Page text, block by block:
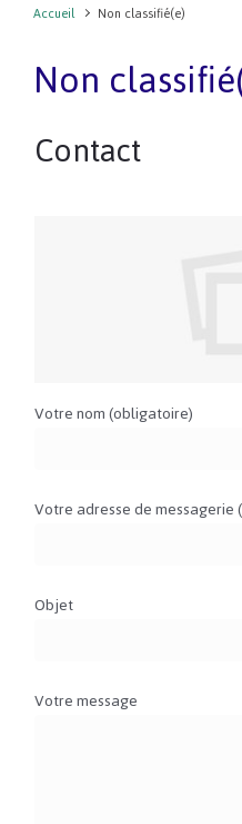
Accueil Non classifié(e)
Non
Contact
Votre nom (obligatoire)
Votre adresse de
Objet
Votre message